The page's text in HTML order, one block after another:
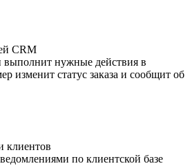
CRM
выполнит нужные действия в
изменит статус заказа и сообщит об
клиентов
по клиентской базе